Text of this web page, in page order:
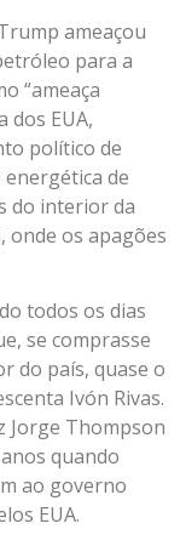
ameaçou
para a
“ameaça
dos EUA,
político de
energética de
do interior da
onde os apagões
todos os dias
se comprasse
do país, quase o
Ivón Rivas.
Jorge Thompson
quando
ao governo
EUA.